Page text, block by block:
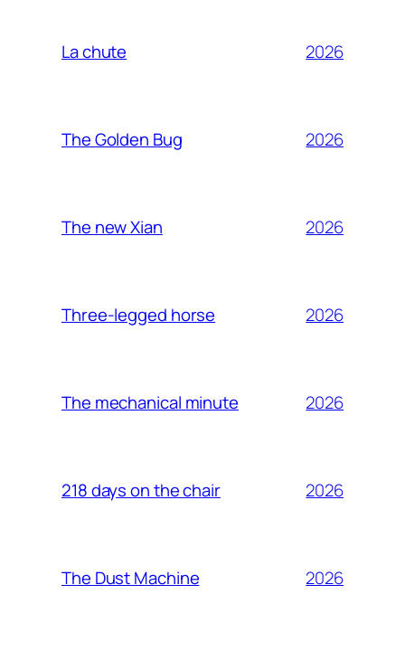
La chute 2026
The Golden Bug 2026
The new Xian 2026
Three-legged horse 2026
The mechanical minute 2026
218 days on the chair 2026
The Dust Machine 2026